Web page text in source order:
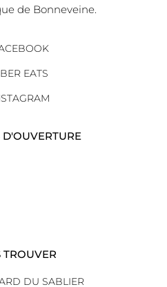
de Bonneveine.
EATS
D'OUVERTURE
TROUVER
DU SABLIER